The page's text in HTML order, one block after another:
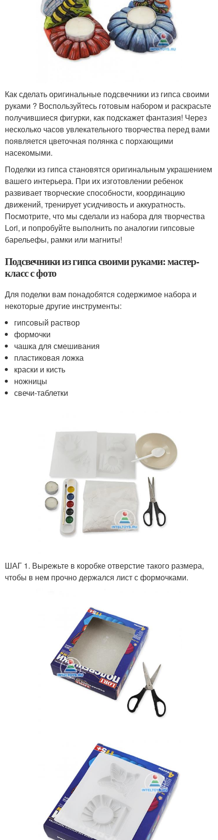
Как сделать оригинальные подсвечники из гипса своими
руками ? Воспользуйтесь готовым набором и раскрасьте
получившиеся фигурки, как подскажет фантазия! Через
несколько часов увлекательного творчества перед вами
появляется цветочная полянка с порхающими
насекомыми.
Поделки из гипса становятся оригинальным украшением
вашего интерьера. При их изготовлении ребенок
развивает творческие способности, координацию
движений, тренирует усидчивость и аккуратность.
Посмотрите, что мы сделали из набора для творчества
Lori, и попробуйте выполнить по аналогии гипсовые
барельефы, рамки или магниты!
Подсвечники из гипса своими руками: мастер-
класс с фото
Для поделки вам понадобятся содержимое набора и
некоторые другие инструменты:
гипсовый раствор
формочки
чашка для смешивания
пластиковая ложка
краски и кисть
ножницы
свечи-таблетки
ШАГ 1. Вырежьте в коробке отверстие такого размера,
чтобы в нем прочно держался лист с формочками.